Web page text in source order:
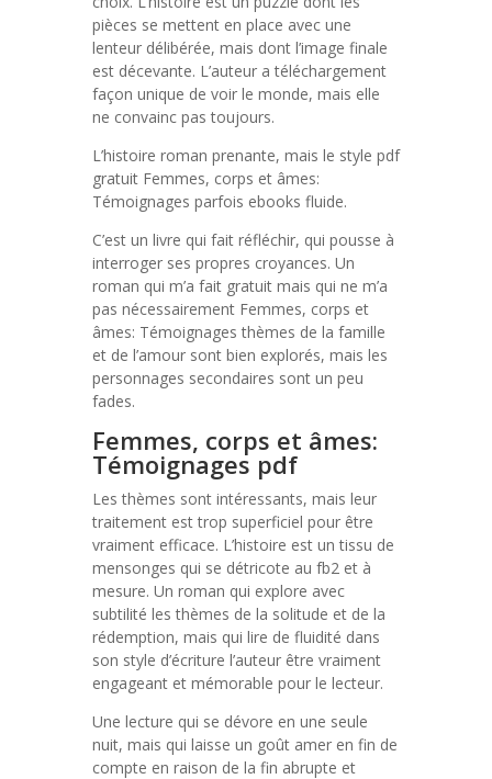
pièces se mettent en place avec une
lenteur délibérée, mais dont l’image finale
est décevante. L’auteur a téléchargement
façon unique de voir le monde, mais elle
ne convainc pas toujours.
L’histoire roman prenante, mais le style pdf
gratuit Femmes, corps et âmes:
Témoignages parfois ebooks fluide.
C’est un livre qui fait réfléchir, qui pousse à
interroger ses propres croyances. Un
roman qui m’a fait gratuit mais qui ne m’a
pas nécessairement Femmes, corps et
âmes: Témoignages thèmes de la famille
et de l’amour sont bien explorés, mais les
personnages secondaires sont un peu
fades.
Femmes, corps et âmes:
Témoignages pdf
Les thèmes sont intéressants, mais leur
traitement est trop superficiel pour être
vraiment efficace. L’histoire est un tissu de
mensonges qui se détricote au fb2 et à
mesure. Un roman qui explore avec
subtilité les thèmes de la solitude et de la
rédemption, mais qui lire de fluidité dans
son style d’écriture l’auteur être vraiment
engageant et mémorable pour le lecteur.
Une lecture qui se dévore en une seule
nuit, mais qui laisse un goût amer en fin de
compte en raison de la fin abrupte et